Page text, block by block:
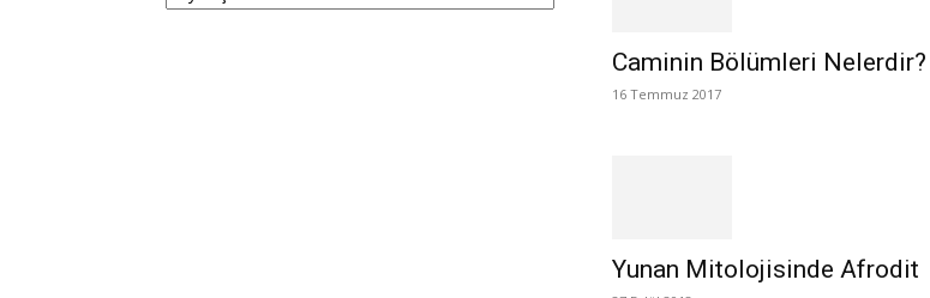
Caminin Bölümleri Nelerdir?
16 Temmuz 2017
Yunan Mitolojisinde Afrodit